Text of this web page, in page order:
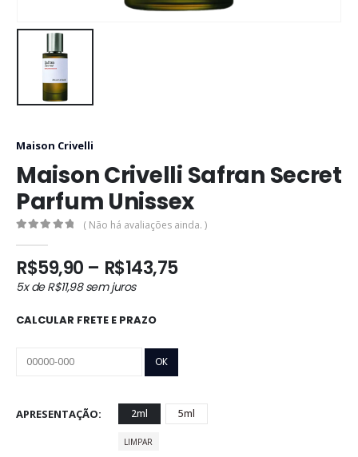
Maison Crivelli
Maison Crivelli Safran Secret
Parfum Unissex
( Não há avaliações ainda. )
R$59,90 – R$143,75Faixa
R$143,75
5x deR$11,98sem juros
CALCULAR FRETE E PRAZO
APRESENTAÇÃO 2ml 5ml
LIMPAR